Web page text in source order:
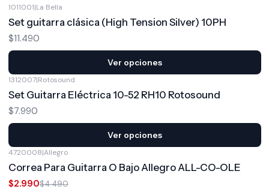
1011001|La Bella
Set guitarra clásica (High Tension Silver) 10PH
$11.490
Ver opciones
1312007|Rotosound
Set Guitarra Eléctrica 10-52 RH10 Rotosound
$7.990
Ver opciones
4720008|Allegro
Correa Para Guitarra O Bajo Allegro ALL-CO-OLE
$2.990$4.490